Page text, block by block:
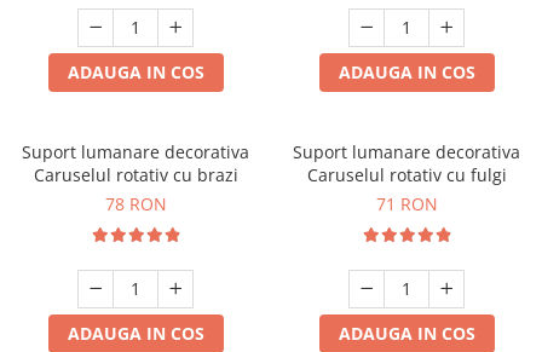
ADAUGA IN COS ADAUGA IN COS
Suport lumanare decorativa
Caruselul rotativ cu brazi
78 RON
ADAUGA IN COS
Suport lumanare decorativa
Caruselul rotativ cu fulgi
71 RON
ADAUGA IN COS